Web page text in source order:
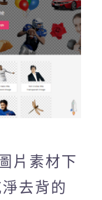
片素材下
去背的